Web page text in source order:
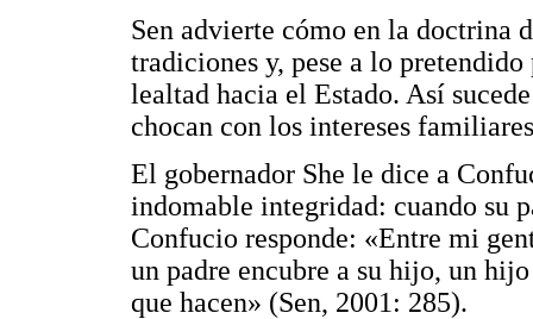
Sen advierte cómo en la doctrina
tradiciones y, pese a lo
lealtad hacia el Estado. Así
chocan con los intereses
El gobernador She le dice a
indomable integridad: cuando su
Confucio responde: «Entre mi
un padre encubre a su hijo, un
que hacen» (Sen, 2001: 285).